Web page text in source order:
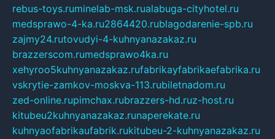
rebus-toys.ruminelab-msk.rualabuga-cityhotel.ru
medsprawo-4-ka.ru2864420.rublagodarenie-spb.ru
zajmy24.rutovudyi-4-kuhnyanazakaz.ru
brazzerscom.rumedsprawo4ka.ru
xehyroo5kuhnyanazakaz.rufabrikayfabrikaefabrika.ru
vskrytie-zamkov-moskva-113.rubiletnadom.ru
zed-online.rupimchax.rubrazzers-hd.ruz-host.ru
kitubeu2kuhnyanazakaz.runaperekate.ru
kuhnyaofabrikaufabrik.rukitubeu-2-kuhnyanazakaz.ru